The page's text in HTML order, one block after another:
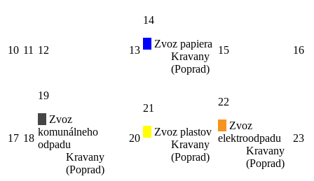
10 11 12 13
14
Zvoz papiera
Kravany
(Poprad)
15 16
17 18
19
Zvoz
komunálneho
odpadu
Kravany
(Poprad)
20
21
Zvoz plastov
Kravany
(Poprad)
22
Zvoz
elektroodpadu
Kravany
(Poprad)
23